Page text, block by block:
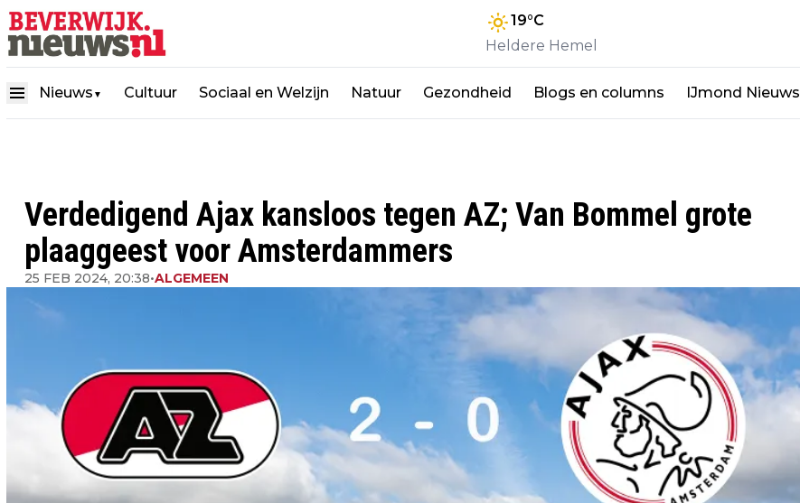
19°C
Heldere Hemel
Nieuws ▼ Cultuur Sociaal en Welzijn Natuur Gezondheid Blogs en columns IJmond Nieuws
Verdedigend Ajax kansloos tegen AZ; Van Bommel grote
plaaggeest voor Amsterdammers
25 FEB 2024, 20:38•ALGEMEEN